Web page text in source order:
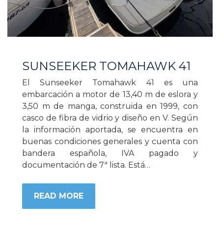
SUNSEEKER TOMAHAWK 41
El Sunseeker Tomahawk 41 es una
embarcación a motor de 13,40 m de eslora y
3,50 m de manga, construida en 1999, con
casco de fibra de vidrio y diseño en V. Según
la información aportada, se encuentra en
buenas condiciones generales y cuenta con
bandera española, IVA pagado y
documentación de 7ª lista. Está…
READ MORE